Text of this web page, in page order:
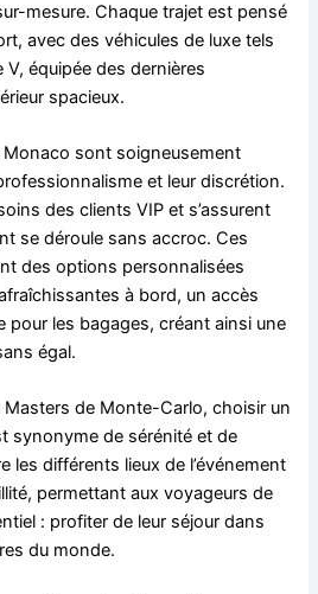
mesure. Chaque trajet est pensé
avec des véhicules de luxe tels
équipée des dernières
spacieux.
sont soigneusement
et leur discrétion.
des clients VIP et s’assurent
se déroule sans accroc. Ces
des options personnalisées
à bord, un accès
pour les bagages, créant ainsi une
égal.
de Monte-Carlo, choisir un
synonyme de sérénité et de
les différents lieux de l’événement
permettant aux voyageurs de
: profiter de leur séjour dans
du monde.